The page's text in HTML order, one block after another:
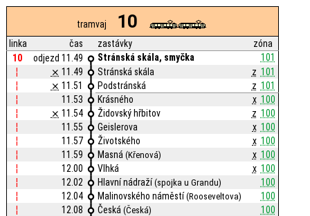
tramvaj 10
linka čas zastávky
zóna
10
odjezd 11.49 Stránská skála, smyčka
101
¦
⨯ 11.49 Stránská skála z 101
¦
⨯ 11.51 Podstránská z 101
¦
11.53 Krásného x 100
¦
⨯ 11.54 Židovský hřbitov z 100
¦
11.55 Geislerova x 100
¦
11.57 Životského x 100
¦
11.59 Masná(Křenová) x 100
¦
12.00 Vlhká x 100
¦
12.02 Hlavní nádraží(spojka u Grandu)
100
¦
12.04 Malinovského náměstí(Rooseveltova)
100
¦
12.08 Česká(Česká)
100